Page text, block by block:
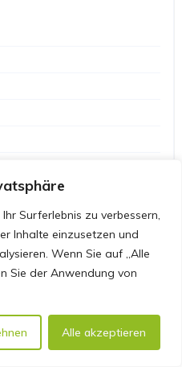
Surferlebnis zu verbessern,
Inhalte einzusetzen und
Wenn Sie auf „Alle
Sie der Anwendung von
Alle akzeptieren